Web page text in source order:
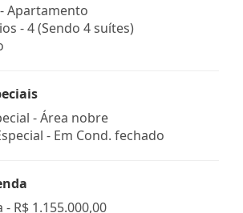
Apartamento
- 4 (Sendo 4 suítes)
- Área nobre
- Em Cond. fechado
- R$ 1.155.000,00